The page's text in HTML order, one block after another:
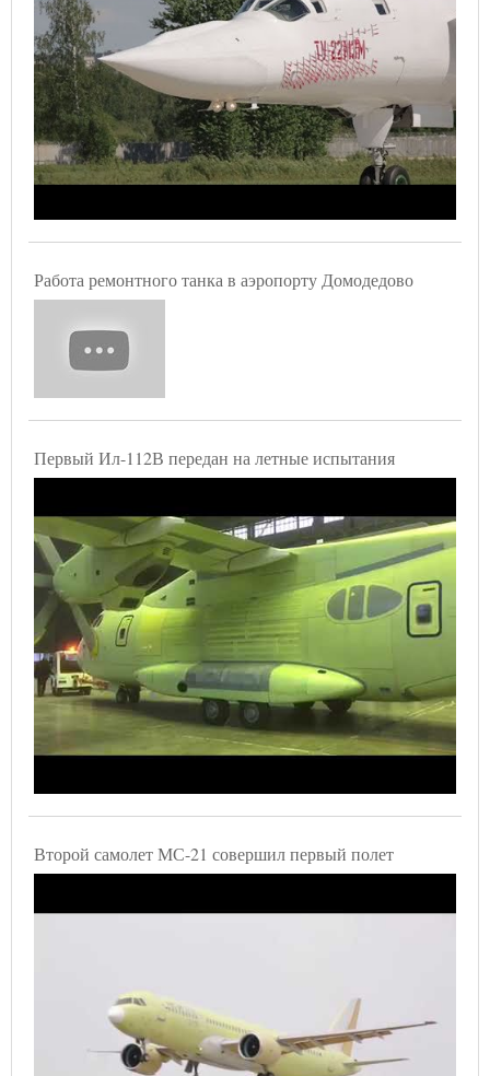
Работа ремонтного танка в аэропорту Домодедово
Первый Ил-112В передан на летные испытания
Второй самолет МС-21 совершил первый полет